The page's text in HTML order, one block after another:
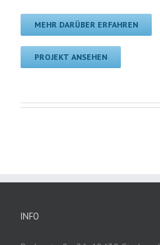
MEHR DARÜBER ERFAHREN
PROJEKT ANSEHEN
INFO